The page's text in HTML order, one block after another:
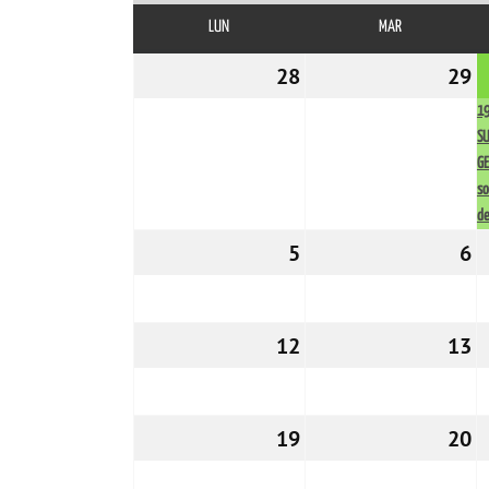
LUNLUNES MARMARTES
2828/11/2022 29
5 6
12 13
1919/12/2022 20